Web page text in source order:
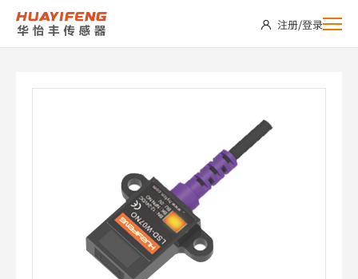
LSD-
W07NO
注册/登录